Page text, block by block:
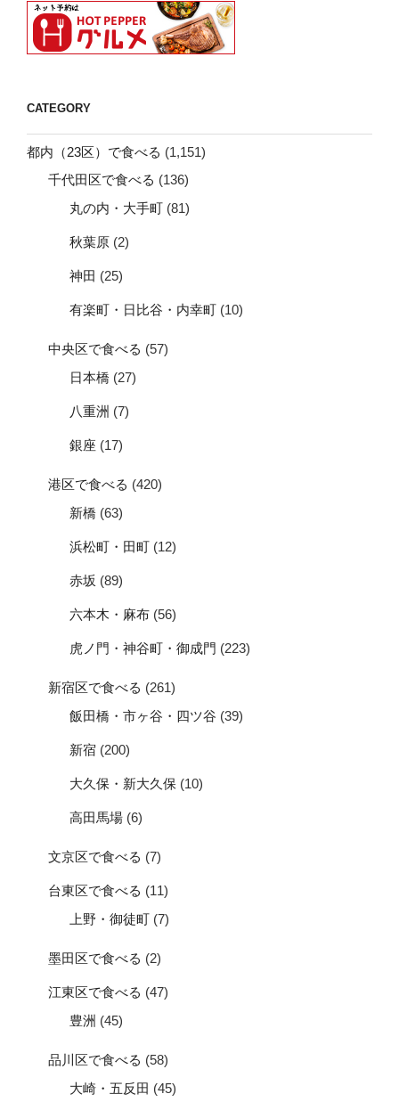
CATEGORY
都内（23区）で食べる (1,151)
千代田区で食べる (136)
丸の内・大手町 (81)
秋葉原 (2)
神田 (25)
有楽町・日比谷・内幸町 (10)
中央区で食べる (57)
日本橋 (27)
八重洲 (7)
銀座 (17)
港区で食べる (420)
新橋 (63)
浜松町・田町 (12)
赤坂 (89)
六本木・麻布 (56)
虎ノ門・神谷町・御成門 (223)
新宿区で食べる (261)
飯田橋・市ヶ谷・四ツ谷 (39)
新宿 (200)
大久保・新大久保 (10)
高田馬場 (6)
文京区で食べる (7)
台東区で食べる (11)
上野・御徒町 (7)
墨田区で食べる (2)
江東区で食べる (47)
豊洲 (45)
品川区で食べる (58)
大崎・五反田 (45)